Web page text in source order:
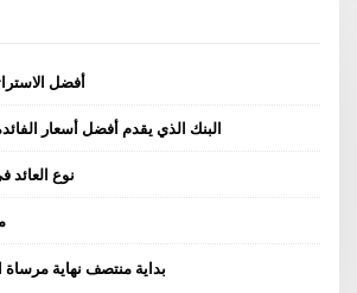
أفضل
البنك الذي يقدم أفضل أسعار
نوع
بداية منتصف نهاية مرساة